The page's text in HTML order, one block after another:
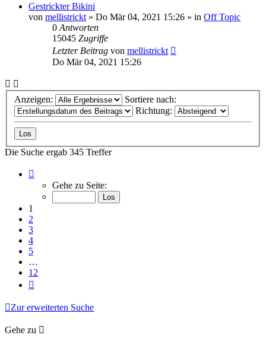
Gestrickter Bikini
von mellistrickt » Do Mär 04, 2021 15:26 » in Off Topic
0 Antworten
15045 Zugriffe
Letzter Beitrag von mellistrickt
Do Mär 04, 2021 15:26
Anzeigen:
Sortiere nach:
Richtung:
Die Suche ergab 345 Treffer
von
Gehe zu Seite:
1
2
3
4
5
…
12
Zur erweiterten Suche
Gehe zu